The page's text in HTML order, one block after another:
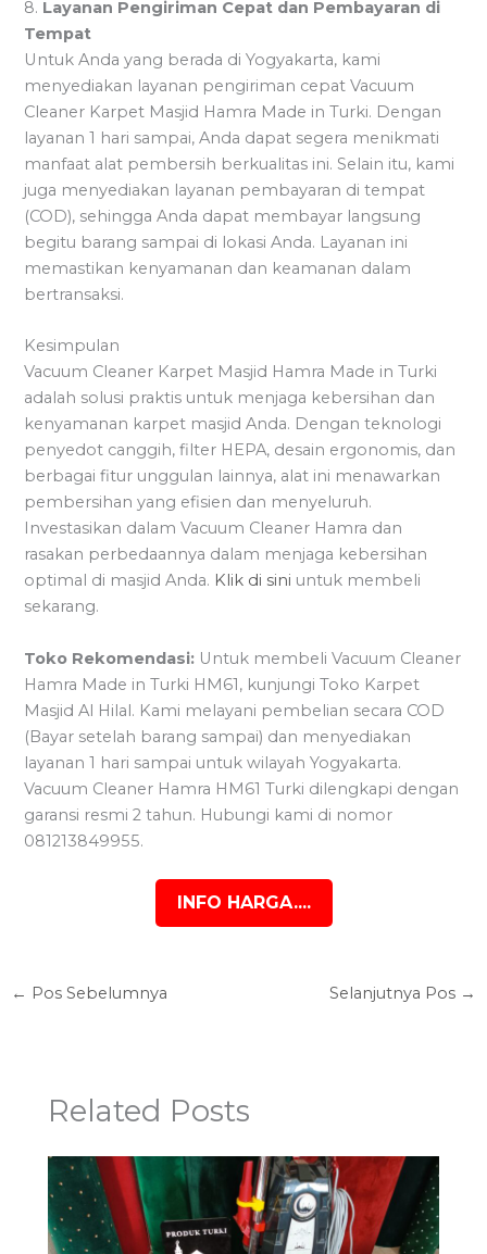
8. Layanan Pengiriman Cepat dan Pembayaran di
Tempat
Untuk Anda yang berada di Yogyakarta, kami
menyediakan layanan pengiriman cepat Vacuum
Cleaner Karpet Masjid Hamra Made in Turki. Dengan
layanan 1 hari sampai, Anda dapat segera menikmati
manfaat alat pembersih berkualitas ini. Selain itu, kami
juga menyediakan layanan pembayaran di tempat
(COD), sehingga Anda dapat membayar langsung
begitu barang sampai di lokasi Anda. Layanan ini
memastikan kenyamanan dan keamanan dalam
bertransaksi.
Kesimpulan
Vacuum Cleaner Karpet Masjid Hamra Made in Turki
adalah solusi praktis untuk menjaga kebersihan dan
kenyamanan karpet masjid Anda. Dengan teknologi
penyedot canggih, filter HEPA, desain ergonomis, dan
berbagai fitur unggulan lainnya, alat ini menawarkan
pembersihan yang efisien dan menyeluruh.
Investasikan dalam Vacuum Cleaner Hamra dan
rasakan perbedaannya dalam menjaga kebersihan
optimal di masjid Anda. Klik di sini untuk membeli
sekarang.
Toko Rekomendasi: Untuk membeli Vacuum Cleaner
Hamra Made in Turki HM61, kunjungi Toko Karpet
Masjid Al Hilal. Kami melayani pembelian secara COD
(Bayar setelah barang sampai) dan menyediakan
layanan 1 hari sampai untuk wilayah Yogyakarta.
Vacuum Cleaner Hamra HM61 Turki dilengkapi dengan
garansi resmi 2 tahun. Hubungi kami di nomor
081213849955.
INFO HARGA....
← Pos Sebelumnya Selanjutnya Pos →
Related Posts